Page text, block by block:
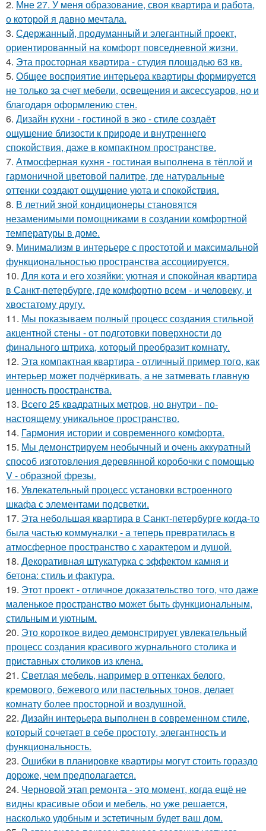
2. Мне 27. У меня образование, своя квартира и работа,
о которой я давно мечтала.
3. Сдержанный, продуманный и элегантный проект,
ориентированный на комфорт повседневной жизни.
4. Эта просторная квартира - студия площадью 63 кв.
5. Общее восприятие интерьера квартиры формируется
не только за счет мебели, освещения и аксессуаров, но и
благодаря оформлению стен.
6. Дизайн кухни - гостиной в эко - стиле создаёт
ощущение близости к природе и внутреннего
спокойствия, даже в компактном пространстве.
7. Атмосферная кухня - гостиная выполнена в тёплой и
гармоничной цветовой палитре, где натуральные
оттенки создают ощущение уюта и спокойствия.
8. В летний зной кондиционеры становятся
незаменимыми помощниками в создании комфортной
температуры в доме.
9. Минимализм в интерьере с простотой и максимальной
функциональностью пространства ассоциируется.
10. Для кота и его хозяйки: уютная и спокойная квартира
в Санкт-петербурге, где комфортно всем - и человеку, и
хвостатому другу.
11. Мы показываем полный процесс создания стильной
акцентной стены - от подготовки поверхности до
финального штриха, который преобразит комнату.
12. Эта компактная квартира - отличный пример того, как
интерьер может подчёркивать, а не затмевать главную
ценность пространства.
13. Всего 25 квадратных метров, но внутри - по-
настоящему уникальное пространство.
14. Гармония истории и современного комфорта.
15. Мы демонстрируем необычный и очень аккуратный
способ изготовления деревянной коробочки с помощью
V - образной фрезы.
16. Увлекательный процесс установки встроенного
шкафа с элементами подсветки.
17. Эта небольшая квартира в Санкт-петербурге когда-то
была частью коммуналки - а теперь превратилась в
атмосферное пространство с характером и душой.
18. Декоративная штукатурка с эффектом камня и
бетона: стиль и фактура.
19. Этот проект - отличное доказательство того, что даже
маленькое пространство может быть функциональным,
стильным и уютным.
20. Это короткое видео демонстрирует увлекательный
процесс создания красивого журнального столика и
приставных столиков из клена.
21. Светлая мебель, например в оттенках белого,
кремового, бежевого или пастельных тонов, делает
комнату более просторной и воздушной.
22. Дизайн интерьера выполнен в современном стиле,
который сочетает в себе простоту, элегантность и
функциональность.
23. Ошибки в планировке квартиры могут стоить гораздо
дороже, чем предполагается.
24. Черновой этап ремонта - это момент, когда ещё не
видны красивые обои и мебель, но уже решается,
насколько удобным и эстетичным будет ваш дом.